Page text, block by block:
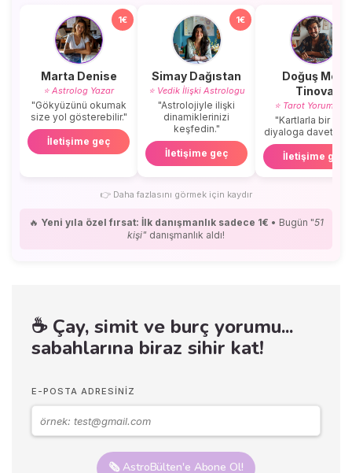
1€
Marta Denise
⭐ Astrolog Yazar
"Gökyüzünü okumak
size yol gösterebilir."
İletişime geç
1€
Simay Dağıstan
⭐ Vedik İlişki Astrologu
"Astrolojiyle ilişki
dinamiklerinizi
keşfedin."
İletişime geç
Doğuş Mert
Tinova
⭐ Tarot
"Kartlarla bir
diyaloga
İletişime geç
👉Daha fazlasını görmek için kaydır
🔥 Yeni yıla özel fırsat: İlk danışmanlık sadece 1€ • Bugün "51
kişi" danışmanlık aldı!
☕ Çay, simit ve burç yorumu...
sabahlarına biraz sihir kat!
E-POSTA ADRESINIZ
🗞️ AstroBülten'e Abone Ol!